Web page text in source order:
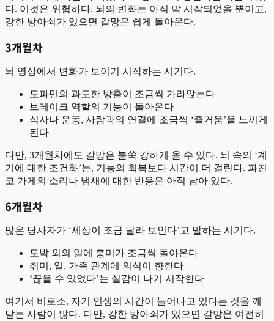
다. 이것은 위험하다. 뇌의 변화는 아직 막 시작되었을 뿐이고,
강한 방아쇠가 있으면 갈망은 쉽게 돌아온다.
3개월차
뇌 영상에서 변화가 보이기 시작하는 시기다.
도파민의 과도한 방출이 조금씩 가라앉는다
브레이크 역할의 기능이 돌아온다
식사나 운동, 사람과의 연결에 조금씩 ‘즐거움’을 느끼게
된다
다만, 3개월차에도 갈망은 불쑥 강하게 올 수 있다. 뇌 속의 ‘계
기에 대한 조건화’는, 기능의 회복보다 시간이 더 걸린다. 파친
코 가게의 소리나 냄새에 대한 반응은 아직 남아 있다.
6개월차
많은 당사자가 ‘세상이 조금 달라 보인다’고 말하는 시기다.
도박 외의 일에 흥미가 조금씩 돌아온다
취미, 일, 가족 관계에 의식이 향한다
‘끊을 수 있었다’는 실감이 나기 시작한다
여기서 비로소, 자기 인생의 시간이 늘어나고 있다는 것을 깨
닫는 사람이 많다. 다만, 강한 방아쇠가 있으면 갈망은 여전히